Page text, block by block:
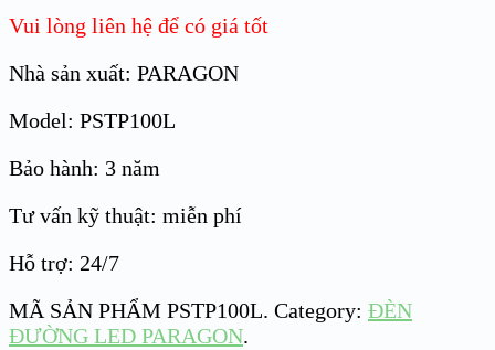
Vui lòng liên hệ để có giá tốt
Nhà sản xuất: PARAGON
Model: PSTP100L
Bảo hành: 3 năm
Tư vấn kỹ thuật: miễn phí
Hỗ trợ: 24/7
MÃ SẢN PHẨM PSTP100L. Category: ĐÈN
ĐƯỜNG LED PARAGON.